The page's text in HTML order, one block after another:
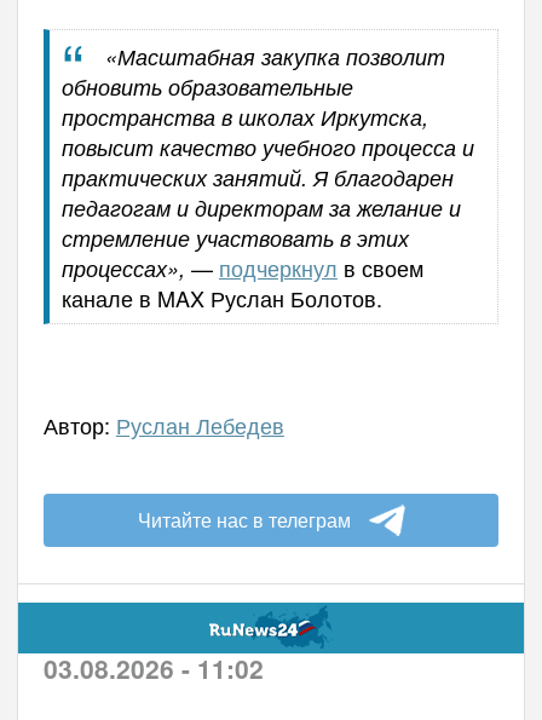
«Масштабная закупка позволит
обновить образовательные
пространства в школах Иркутска,
повысит качество учебного процесса и
практических занятий. Я благодарен
педагогам и директорам за желание и
стремление участвовать в этих
процессах», — подчеркнул в своем
канале в MAX Руслан Болотов.
Автор: Руслан Лебедев
Читайте нас в телеграм
03.08.2026 - 11:02